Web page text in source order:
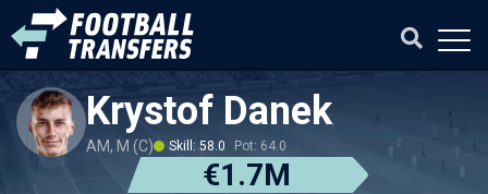
Krystof Danek
AM, M (C) Skill: 58.0 Pot: 64.0
€1.7M